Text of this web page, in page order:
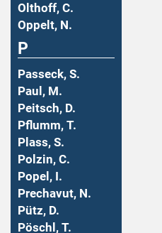
Olthoff, C.
Oppelt, N.
P
Passeck, S.
Paul, M.
Peitsch, D.
Pflumm, T.
Plass, S.
Polzin, C.
Popel, I.
Prechavut, N.
Pütz, D.
Pöschl, T.